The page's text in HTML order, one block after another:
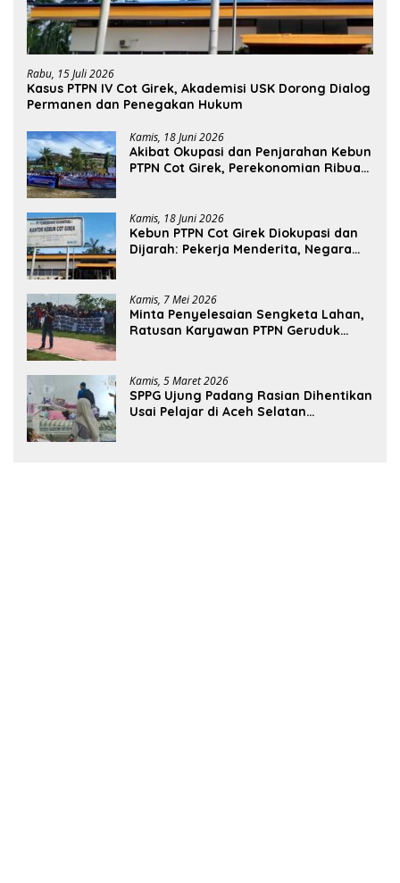
Rabu, 15 Juli 2026
Kasus PTPN IV Cot Girek, Akademisi USK Dorong Dialog
Permanen dan Penegakan Hukum
Kamis, 18 Juni 2026
Akibat Okupasi dan Penjarahan Kebun
PTPN Cot Girek, Perekonomian Ribuan
Kamis, 18 Juni 2026
Kebun PTPN Cot Girek Diokupasi dan
Dijarah: Pekerja Menderita, Negara
Kamis, 7 Mei 2026
Minta Penyelesaian Sengketa Lahan,
Ratusan Karyawan PTPN Geruduk
Kamis, 5 Maret 2026
SPPG Ujung Padang Rasian Dihentikan
Usai Pelajar di Aceh Selatan